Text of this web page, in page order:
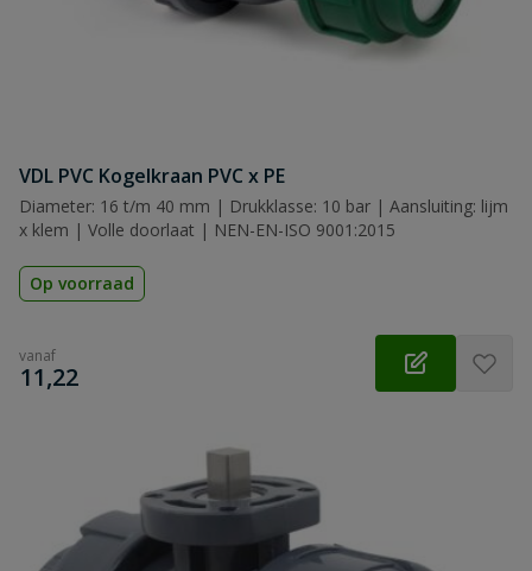
VDL PVC Kogelkraan PVC x PE
Diameter: 16 t/m 40 mm | Drukklasse: 10 bar | Aansluiting: lijm
x klem | Volle doorlaat | NEN-EN-ISO 9001:2015
Op voorraad
vanaf
€
11,22